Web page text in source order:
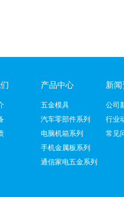
支架冲压
产品中心
五金模具
汽车零部件系列
电脑机箱系列
手机金属板系列
通信家电五金系列
新
公司
行业
常见